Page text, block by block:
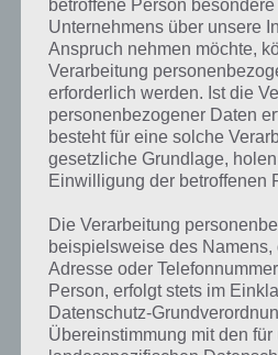
APPS
DUNGEON KEEPER
ANDROID, IPHONE
PAUL STELZER-05. DEZEMBER 2013
betroffene Person
Unternehmens über unsere
Anspruch nehmen möchte,
Verarbeitung
erforderlich werden. Ist die
personenbezogener Daten
besteht für eine solche
gesetzliche Grundlage,
Einwilligung der betroffenen
Die Verarbeitung
beispielsweise des Namens,
Adresse oder
Person, erfolgt stets im
Datenschutz-
Übereinstimmung mit den